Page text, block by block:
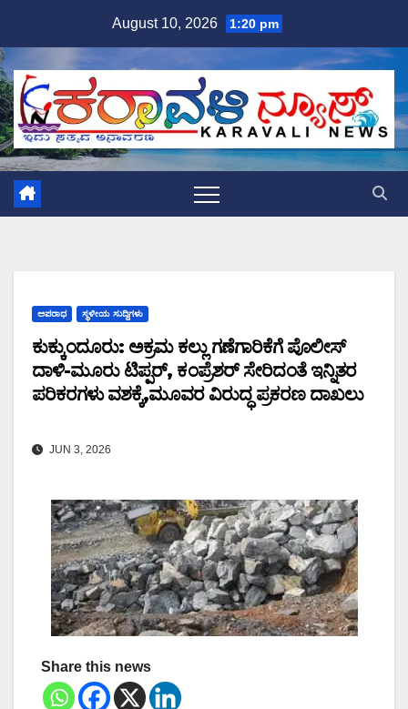
content
August 10, 2026 1:20 pm
ಅಪರಾಧ ಸ್ಥಳೀಯ ಸುದ್ದಿಗಳು
ಕುಕ್ಕುಂದೂರು: ಅಕ್ರಮ ಕಲ್ಲು ಗಣೆಗಾರಿಕೆಗೆ ಪೊಲೀಸ್
ದಾಳಿ-ಮೂರು ಟಿಪ್ಪರ್, ಕಂಪ್ರೆಶರ್ ಸೇರಿದಂತೆ ಇನ್ನಿತರ
ಪರಿಕರಗಳು ವಶಕ್ಕೆ,ಮೂವರ ವಿರುದ್ಧ ಪ್ರಕರಣ ದಾಖಲು
JUN 3, 2026
Share this news